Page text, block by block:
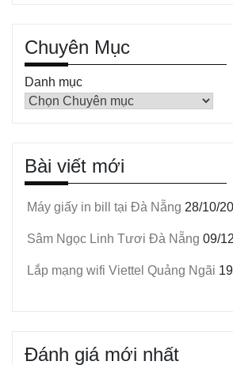
Chuyên Mục
Danh mục
Bài viết mới
Máy giấy in bill tại Đà Nẵng 28/10/
Sâm Ngọc Linh Tươi Đà Nẵng 09/
Lắp mạng wifi Viettel Quảng Ngãi
Đánh giá mới nhất